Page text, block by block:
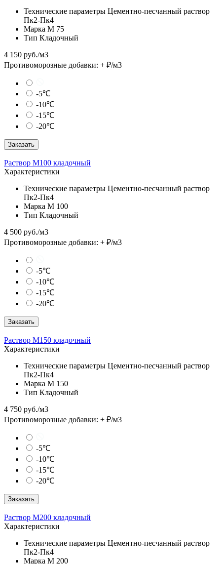
Технические параметры Цементно-песчанный раствор
Пк2-Пк4
Марка М 75
Тип Кладочный
4 150 руб./м3
Противоморозные добавки: + ₽/м3
-5℃
-10℃
-15℃
-20℃
Заказать
Раствор М100 кладочный
Характеристики
Технические параметры Цементно-песчанный раствор
Пк2-Пк4
Марка М 100
Тип Кладочный
4 500 руб./м3
Противоморозные добавки: + ₽/м3
-5℃
-10℃
-15℃
-20℃
Заказать
Раствор М150 кладочный
Характеристики
Технические параметры Цементно-песчанный раствор
Пк2-Пк4
Марка М 150
Тип Кладочный
4 750 руб./м3
Противоморозные добавки: + ₽/м3
-5℃
-10℃
-15℃
-20℃
Заказать
Раствор М200 кладочный
Характеристики
Технические параметры Цементно-песчанный раствор
Пк2-Пк4
Марка М 200